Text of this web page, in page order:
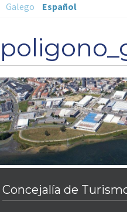
Galego Español
Concejalía de